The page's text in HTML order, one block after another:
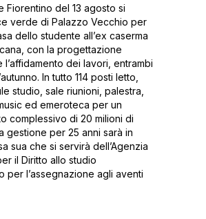
Fiorentino del 13 agosto si
verde di Palazzo Vecchio per
dello studente all’ex caserma
con la progettazione
l’affidamento dei lavori, entrambi
In tutto 114 posti letto,
studio, sale riunioni, palestra,
ed emeroteca per un
complessivo di 20 milioni di
gestione per 25 anni sarà in
sua che si servirà dell’Agenzia
il Diritto allo studio
per l’assegnazione agli aventi